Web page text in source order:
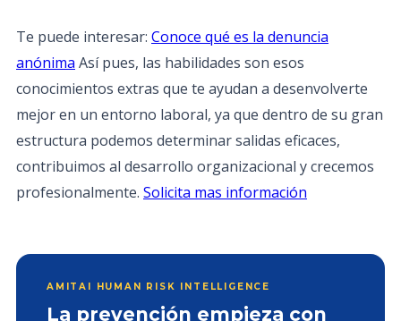
Te puede interesar: Conoce qué es la denuncia
anónima Así pues, las habilidades son esos
conocimientos extras que te ayudan a desenvolverte
mejor en un entorno laboral, ya que dentro de su gran
estructura podemos determinar salidas eficaces,
contribuimos al desarrollo organizacional y crecemos
profesionalmente. Solicita mas información
AMITAI HUMAN RISK INTELLIGENCE
La prevención empieza con